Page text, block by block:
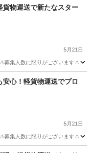
貨物運送で新たなスター
5月21日
募集人数に限りがございます⚠️
安⼼！軽貨物運送でプロ
5月21日
募集人数に限りがございます⚠️